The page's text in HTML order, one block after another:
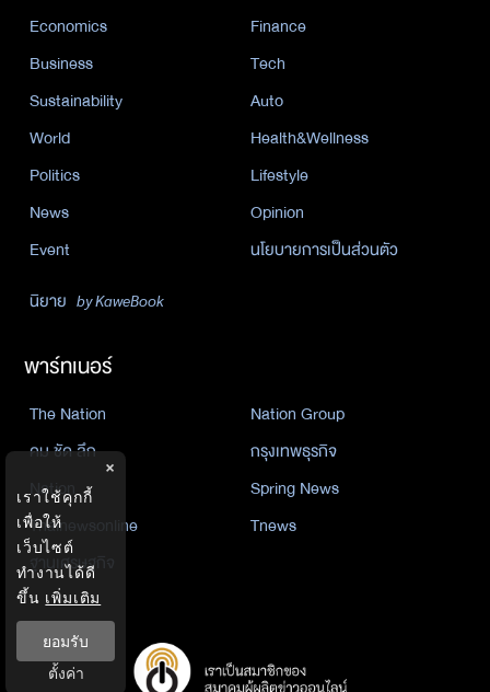
Economics
Finance
Business
Tech
Sustainability
Auto
World
Health&Wellness
Politics
Lifestyle
News
Opinion
Event
นโยบายการเป็นส่วนตัว
นิยาย by KaweBook
พาร์ทเนอร์
The Nation
Nation Group
คม ชัด ลึก
กรุงเทพธุรกิจ
Nation
Spring News
Thainewsonline
Tnews
ฐานเศรษฐกิจ
×
เราใช้คุกกี้
เพื่อให้
เว็บไซต์
ทำงานได้ดี
ขึ้น เพิ่มเติม
ยอมรับ
ตั้งค่า